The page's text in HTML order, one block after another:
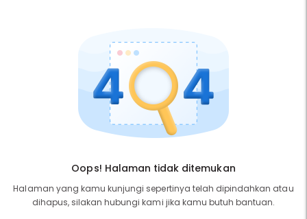
Oops! Halaman tidak ditemukan
Halaman yang kamu kunjungi sepertinya telah dipindahkan atau
dihapus, silakan hubungi kami jika kamu butuh bantuan.